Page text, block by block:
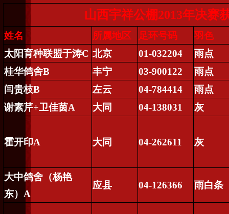
山西宇祥公棚2013年决赛
姓名 所属地区 足环号码
羽色
太阳育种联盟于涛C 北京 01-032204
雨点
桂华鸽舍B 丰宁 03-900122
雨点
闫贵枝B 左云 04-784414
雨点
谢素芹+卫佳茵A 大同 04-138031 灰
霍开印A 大同 04-262611 灰
大中鸽舍（杨艳
东） A
应县 04-126366 雨白条